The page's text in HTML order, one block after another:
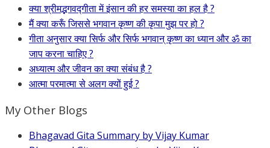
क्या श्रीमद्भगवद्गीता में इंसान की हर समस्या का हल है ?
मैं क्या करूँ जिससे भगवान कृष्ण की कृपा मुझ पर हो ?
गीता अनुसार क्या सिर्फ और सिर्फ भगवान् कृष्ण का ध्यान और ॐ का
जाप करना चाहिए ?
अध्यात्म और जीवन का क्या संबंध है ?
आत्मा परमात्मा से अलग क्यों हुई ?
My Other Blogs
Bhagavad Gita Summary by Vijay Kumar